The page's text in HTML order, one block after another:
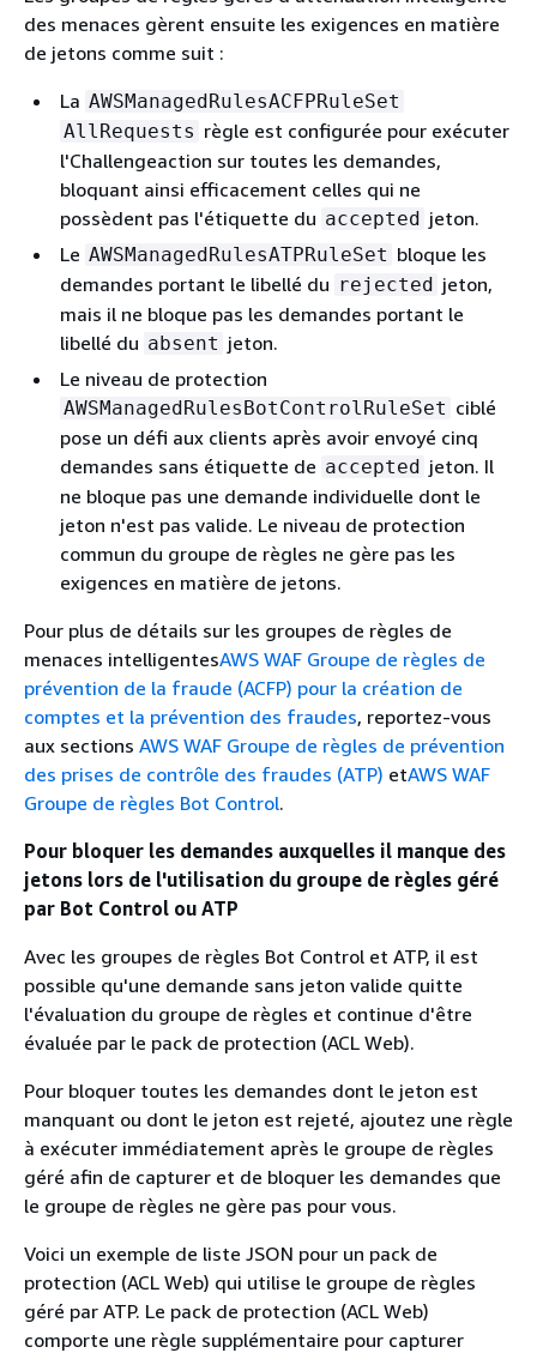
des menaces gèrent ensuite les exigences en matière
de jetons comme suit :
La AWSManagedRulesACFPRuleSet
AllRequests règle est configurée pour exécuter
l'Challengeaction sur toutes les demandes,
bloquant ainsi efficacement celles qui ne
possèdent pas l'étiquette du accepted jeton.
Le AWSManagedRulesATPRuleSet bloque les
demandes portant le libellé du rejected jeton,
mais il ne bloque pas les demandes portant le
libellé du absent jeton.
Le niveau de protection
AWSManagedRulesBotControlRuleSet ciblé
pose un défi aux clients après avoir envoyé cinq
demandes sans étiquette de accepted jeton. Il
ne bloque pas une demande individuelle dont le
jeton n'est pas valide. Le niveau de protection
commun du groupe de règles ne gère pas les
exigences en matière de jetons.
Pour plus de détails sur les groupes de règles de
menaces intelligentesAWS WAF Groupe de règles de
prévention de la fraude (ACFP) pour la création de
comptes et la prévention des fraudes, reportez-vous
aux sections AWS WAF Groupe de règles de prévention
des prises de contrôle des fraudes (ATP) etAWS WAF
Groupe de règles Bot Control.
Pour bloquer les demandes auxquelles il manque des
jetons lors de l'utilisation du groupe de règles géré
par Bot Control ou ATP
Avec les groupes de règles Bot Control et ATP, il est
possible qu'une demande sans jeton valide quitte
l'évaluation du groupe de règles et continue d'être
évaluée par le pack de protection (ACL Web).
Pour bloquer toutes les demandes dont le jeton est
manquant ou dont le jeton est rejeté, ajoutez une règle
à exécuter immédiatement après le groupe de règles
géré afin de capturer et de bloquer les demandes que
le groupe de règles ne gère pas pour vous.
Voici un exemple de liste JSON pour un pack de
protection (ACL Web) qui utilise le groupe de règles
géré par ATP. Le pack de protection (ACL Web)
comporte une règle supplémentaire pour capturer